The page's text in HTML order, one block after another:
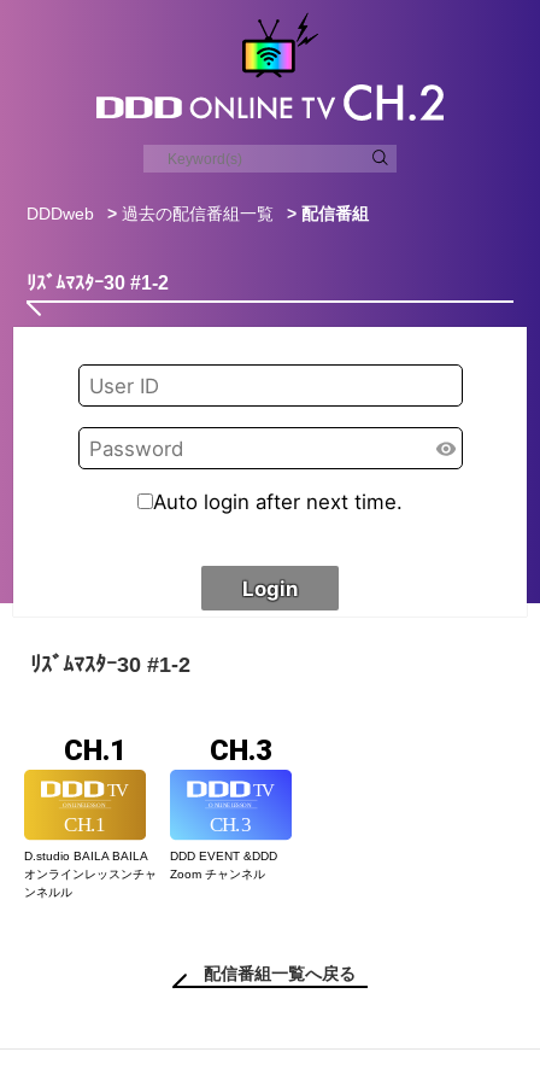
DDDweb >過去の配信番組一覧 > 配信番組
ﾘｽﾞﾑﾏｽﾀｰ30 #1-2
ﾘｽﾞﾑﾏｽﾀｰ30 #1-2
CH.1
D.studio BAILA BAILA
オンラインレッスンチャ
ンネルル
CH.3
DDD EVENT &DDD
Zoom チャンネル
配信番組一覧へ戻る